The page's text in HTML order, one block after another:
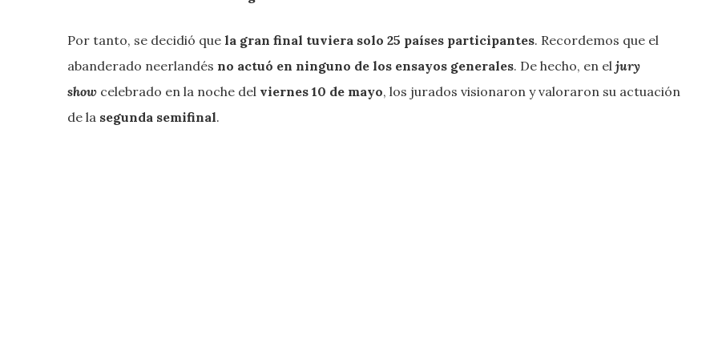
Por tanto, se decidió que la gran final tuviera solo 25 países participantes. Recordemos que el
abanderado neerlandés no actuó en ninguno de los ensayos generales. De hecho, en el jury
show celebrado en la noche del viernes 10 de mayo, los jurados visionaron y valoraron su actuación
de la segunda semifinal.